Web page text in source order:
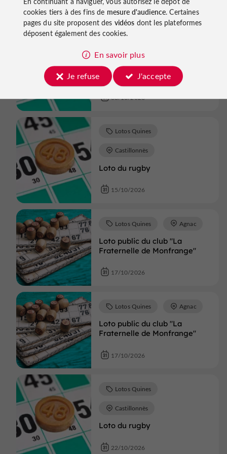
03/10/2026
Loto du rugby
Lotos Quines
Castillonnès
08/10/2026
Loto du rugby
Lotos Quines
Castillonnès
15/10/2026
Loto public du club "La
Fraternelle de Monfrange"
Lotos Quines Agnac
17/10/2026
Loto public du club "La
Fraternelle de Monfrange"
Lotos Quines Agnac
17/10/2026
Loto du rugby
Lotos Quines
Castillonnès
22/10/2026
cookies tiers à des fins de mesure d'audience. Certaines
pages du site proposent des vidéos dont les plateformes
déposent également des cookies.
En savoir plus
Je refuse
J'accepte